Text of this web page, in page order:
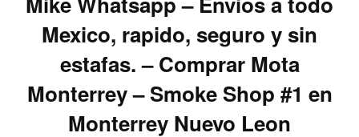
Mexico, rapido, seguro y sin
estafas. – Comprar Mota
Monterrey – Smoke Shop #1 en
Monterrey Nuevo Leon